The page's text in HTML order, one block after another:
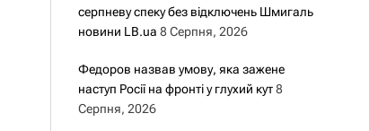
серпневу спеку без відключень Шмигаль
новини LB.ua 8 Серпня, 2026
Федоров назвав умову, яка зажене
наступ Росії на фронті у глухий кут 8
Серпня, 2026